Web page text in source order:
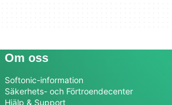
Om oss
Softonic-information
Säkerhets- och Förtroendecenter
Hjälp & Support